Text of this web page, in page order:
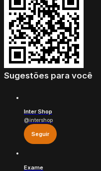
Sugestões para você
Inter Shop
@intershop
Seguir
Exame